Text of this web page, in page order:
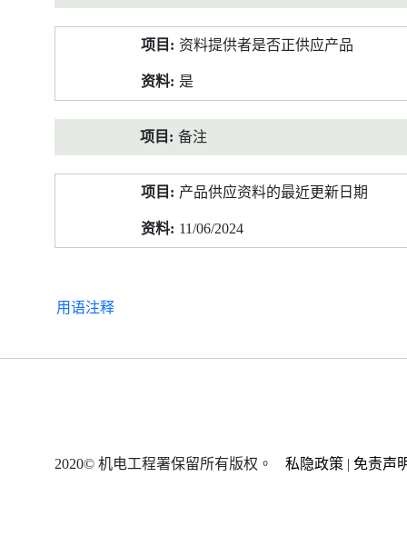
资料提供者是否正供应产品
是
备注
产品供应资料的最近更新日期
11/06/2024
用语注释
2020© 机电工程署保留所有版权。 私隐政策 | 免责声